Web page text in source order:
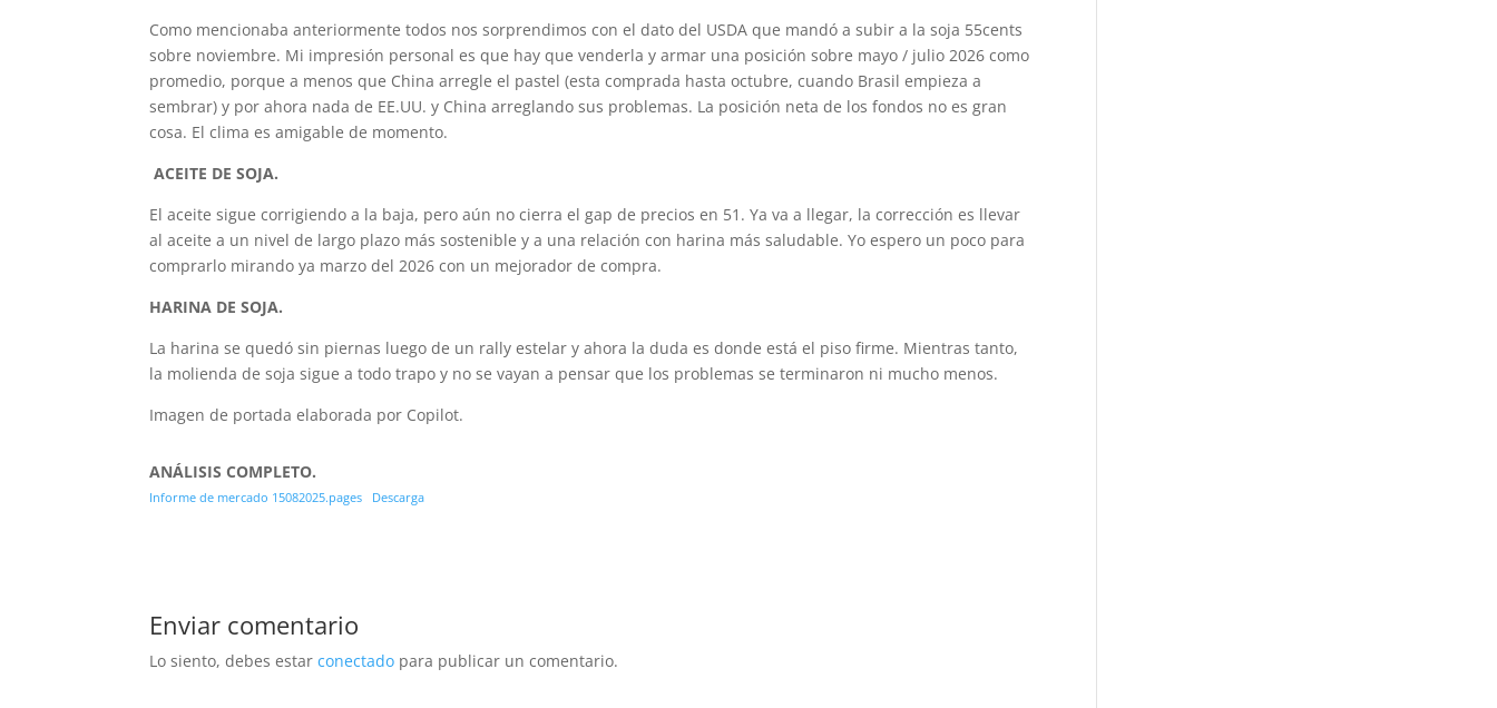
Como mencionaba anteriormente todos nos sorprendimos con el dato del USDA que mandó a subir a la soja 55cents
sobre noviembre. Mi impresión personal es que hay que venderla y armar una posición sobre mayo / julio 2026 como
promedio, porque a menos que China arregle el pastel (esta comprada hasta octubre, cuando Brasil empieza a
sembrar) y por ahora nada de EE.UU. y China arreglando sus problemas. La posición neta de los fondos no es gran
cosa. El clima es amigable de momento.
ACEITE DE SOJA.
El aceite sigue corrigiendo a la baja, pero aún no cierra el gap de precios en 51. Ya va a llegar, la corrección es llevar
al aceite a un nivel de largo plazo más sostenible y a una relación con harina más saludable. Yo espero un poco para
comprarlo mirando ya marzo del 2026 con un mejorador de compra.
HARINA DE SOJA.
La harina se quedó sin piernas luego de un rally estelar y ahora la duda es donde está el piso firme. Mientras tanto,
la molienda de soja sigue a todo trapo y no se vayan a pensar que los problemas se terminaron ni mucho menos.
Imagen de portada elaborada por Copilot.
ANÁLISIS COMPLETO.
Informe de mercado 15082025.pages Descarga
Enviar comentario
Lo siento, debes estarconectado para publicar un comentario.